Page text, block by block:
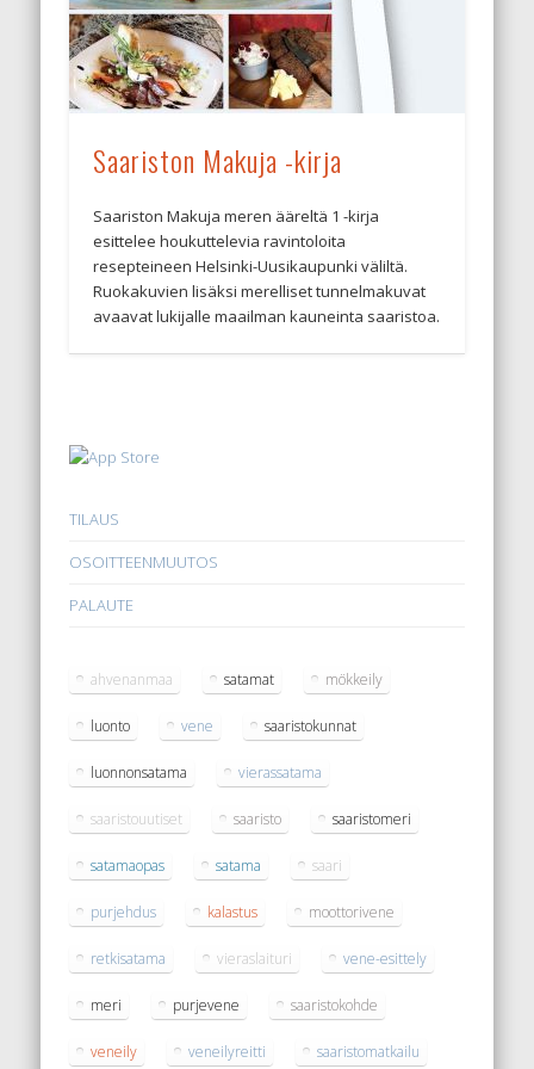
Saariston Makuja -kirja
Saariston Makuja meren ääreltä 1 -kirja
esittelee houkuttelevia ravintoloita
resepteineen Helsinki-Uusikaupunki väliltä.
Ruokakuvien lisäksi merelliset tunnelmakuvat
avaavat lukijalle maailman kauneinta saaristoa.
TILAUS
OSOITTEENMUUTOS
PALAUTE
ahvenanmaa satamat mökkeily
luonto vene saaristokunnat
luonnonsatama vierassatama
saaristouutiset saaristo saaristomeri
satamaopas satama saari
purjehdus kalastus moottorivene
retkisatama vieraslaituri vene-esittely
meri purjevene saaristokohde
veneily veneilyreitti saaristomatkailu